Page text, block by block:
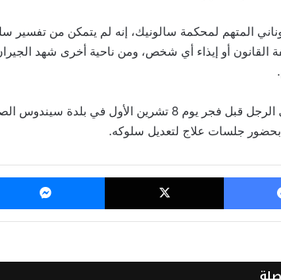
المتهم لمحكمة سالونيك، إنه لم يتمكن من تفسير
القانون أو إيذاء أي شخص، ومن ناحية أخرى شهد
بحضور جلسات علاج لتعديل سلوكه.
فيسبوك ‫X